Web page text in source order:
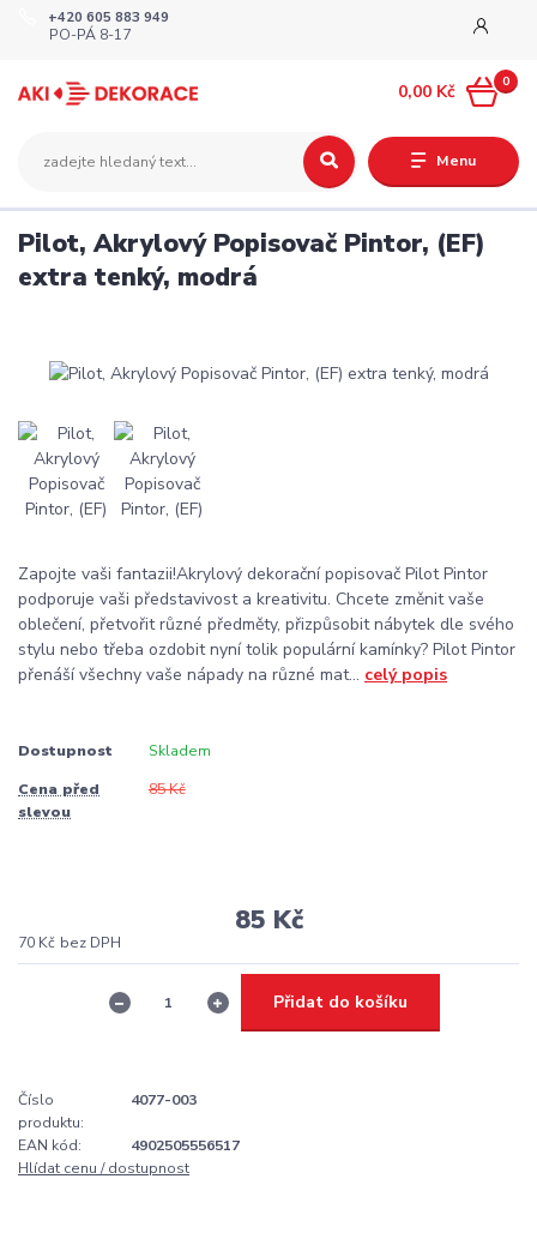
Menu
+420 605 883 949
PO-PÁ 8-17
0
0,00 Kč
Pilot, Akrylový Popisovač Pintor, (EF)
extra tenký, modrá
Zapojte vaši fantazii!Akrylový dekorační popisovač Pilot Pintor
podporuje vaši představivost a kreativitu. Chcete změnit vaše
oblečení, přetvořit různé předměty, přizpůsobit nábytek dle svého
stylu nebo třeba ozdobit nyní tolik populární kamínky? Pilot Pintor
přenáší všechny vaše nápady na různé mat... celý popis
Dostupnost Skladem
Cena před
slevou
85 Kč
85 Kč
70 Kč bez DPH
Přidat do košíku
Číslo
produktu:
4077-003
EAN kód:
4902505556517
Hlídat cenu / dostupnost